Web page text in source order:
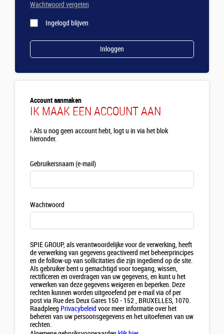
Ingelogd blijven
Wachtwoord vergeten
IK MAAK EEN ACCOUNT AAN
› Als u nog geen account hebt, logt u in via het blok
hieronder.
Account aanmaken
Gebruikersnaam (e-mail)
Wachtwoord
SPIE GROUP, als verantwoordelijke voor de verwerking, heeft
de verwerking van gegevens geactiveerd met beheerprincipes
en de follow-up van sollicitaties die zijn ingediend op de site.
Als gebruiker bent u gemachtigd voor toegang, wissen,
rectificeren en overdragen van uw gegevens, en kunt u het
verwerken van deze gegevens weigeren en beperken. Deze
rechten kunnen worden uitgeoefend per e-mail via of per
post via Rue des Deux Gares 150 - 152 , BRUXELLES, 1070.
Raadpleeg Privacybeleid voor meer informatie over het
beheren van uw persoonsgegevens en het uitoefenen van uw
rechten.